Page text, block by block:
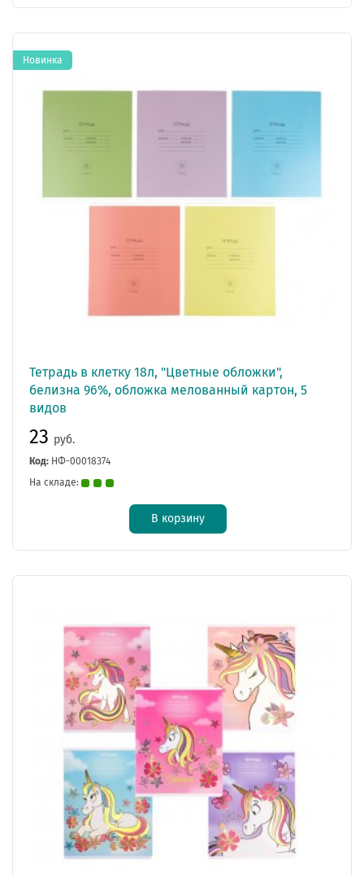
Тетрадь в клетку 18л, "Цветные обложки",
белизна 96%, обложка мелованный картон, 5
видов
23 руб.
Код: НФ-00018374
На складе:
В корзину
Новинка